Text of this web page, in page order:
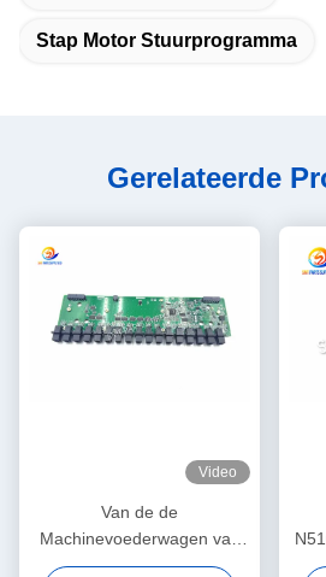
Stap Motor Stuurprogramma
Gerelateerde
Video
Van de de
Machinevoederwagen van
SMT Panasonic NPM PCB-